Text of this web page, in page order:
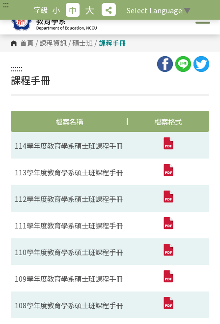
跳
主
內
容
::: 字級 小 中 大 Select Language ▼
首頁 / 課程資訊 /碩士班 / 課程手冊
::::::
課程手冊
檔案名稱 檔案格式
114學年度教育學系碩士班課程手冊
113學年度教育學系碩士班課程手冊
112學年度教育學系碩士班課程手冊
111學年度教育學系碩士班課程手冊
110學年度教育學系碩士班課程手冊
109學年度教育學系碩士班課程手冊
108學年度教育學系碩士班課程手冊